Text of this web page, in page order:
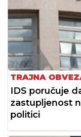
TRAJNA
IDS poručuje
zastupljenost
politici